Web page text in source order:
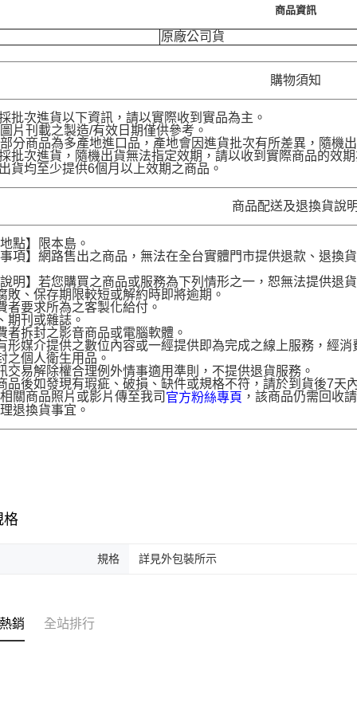
商品資訊
原廠公司貨
購物須知
批次進貨以下資訊，請以實際收到實品為主。
刊載之製造/有效日期僅供參考。
商品為多產地進口品，產地會因進貨批次有所差異，隨機出
批次進貨，隨機出貨無法指定效期，請以收到實際商品的效期
貨均至少提供6個月以上效期之商品。
商品配送及退換貨說明
點】限本島。
項】網路售出之商品，無法在全台實體門市提供退款、退換
明】若您購買之商品或服務為下列情形之一，恕無法提供退貨
敗、保存期限較短或解約時即將逾期。
者要求所為之客製化給付。
期刊或雜誌。
者拆封之影音商品或電腦軟體。
形媒介提供之數位內容或一經提供即為完成之線上服務，經消
之個人衛生用品。
交易解除權合理例外情事適用準則，不提供退貨服務。
品後如發現有瑕疵、破損、缺件或規格不符，請於到貨後7天
關商品照片或影片傳至我司 官方粉絲專頁 ，該商品仍需回收
退換貨事宜。
格
規格 詳見外包裝所示
銷 全站排行